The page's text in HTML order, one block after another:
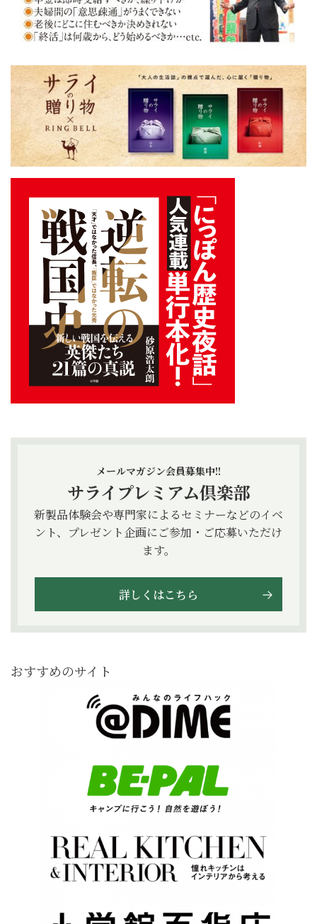
メールマガジン会員募集中!!
サライプレミアム倶楽部
新製品体験会や専門家によるセミナーなどのイベ
ント、プレゼント企画にご参加・ご応募いただけ
ます。
詳しくはこちら
おすすめのサイト